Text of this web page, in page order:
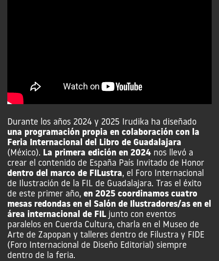
Durante los años 2024 y 2025 Irudika ha diseñado
una programación propia en colaboración con la
Feria Internacional del Libro de Guadalajara
(México). La primera edición en 2024 nos llevó a
crear el contenido de España País Invitado de Honor
dentro del marco de FILustra, el Foro Internacional
de Ilustración de la FIL de Guadalajara. Tras el éxito
de este primer año, en 2025 coordinamos cuatro
mesas redondas en el Salón de Ilustradores/as en el
área internacional de FIL junto con eventos
paralelos en Cuerda Cultura, charla en el Museo de
Arte de Zapopan y talleres dentro de Filustra y FIDE
(Foro Internacional de Diseño Editorial) siempre
dentro de la feria.